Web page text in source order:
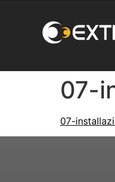
07-
07-